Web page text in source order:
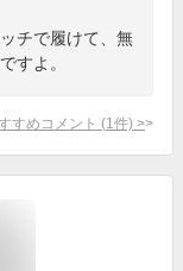
チで履けて、無
すよ。
すめコメント (1 件) >